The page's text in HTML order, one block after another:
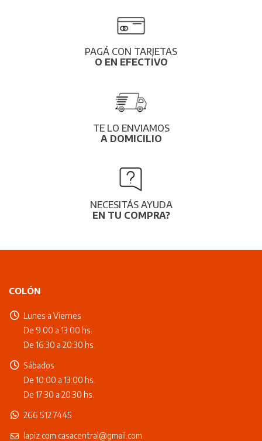
PAGÁ CON TARJETAS
O EN EFECTIVO
TE LO ENVIAMOS
A DOMICILIO
NECESITÁS AYUDA
EN TU COMPRA?
COLÓN
Lunes a Viernes
De 9:00 a 13:00 hs.
De 16:30 a 20:30 hs.
Sábados
De 10:00 a 13:00 hs.
De 17:30 a 20:30 hs.
266 512 7445
lapiz.com.casacentral@gmail.com